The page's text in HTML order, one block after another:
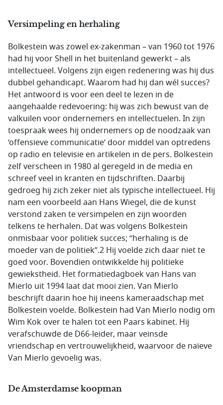
Versimpeling en herhaling
Bolkestein was zowel ex-zakenman – van 1960 tot 1976
had hij voor Shell in het buitenland gewerkt – als
intellectueel. Volgens zijn eigen redenering was hij dus
dubbel gehandicapt. Waarom had hij dan wél succes?
Het antwoord is voor een deel te lezen in de
aangehaalde redevoering: hij was zich bewust van de
valkuilen voor ondernemers en intellectuelen. In zijn
toespraak wees hij ondernemers op de noodzaak van
‘offensieve communicatie’ door middel van optredens
op radio en televisie en artikelen in de pers. Bolkestein
zelf verscheen in 1980 al geregeld in de media en
schreef veel in kranten en tijdschriften. Daarbij
gedroeg hij zich zeker niet als typische intellectueel. Hij
nam een voorbeeld aan Hans Wiegel, die de kunst
verstond zaken te versimpelen en zijn woorden
telkens te herhalen. Dat was volgens Bolkestein
onmisbaar voor politiek succes; “herhaling is de
moeder van de politiek”.2 Hij voelde zich daar niet te
goed voor. Bovendien ontwikkelde hij politieke
gewiekstheid. Het formatiedagboek van Hans van
Mierlo uit 1994 laat dat mooi zien. Van Mierlo
beschrijft daarin hoe hij ineens kameraadschap met
Bolkestein voelde. Bolkestein had Van Mierlo nodig om
Wim Kok over te halen tot een Paars kabinet. Hij
verafschuwde de D66-leider, maar veinsde
vriendschap en vertrouwelijkheid, waarvoor de naïeve
Van Mierlo gevoelig was.
De Amsterdamse koopman